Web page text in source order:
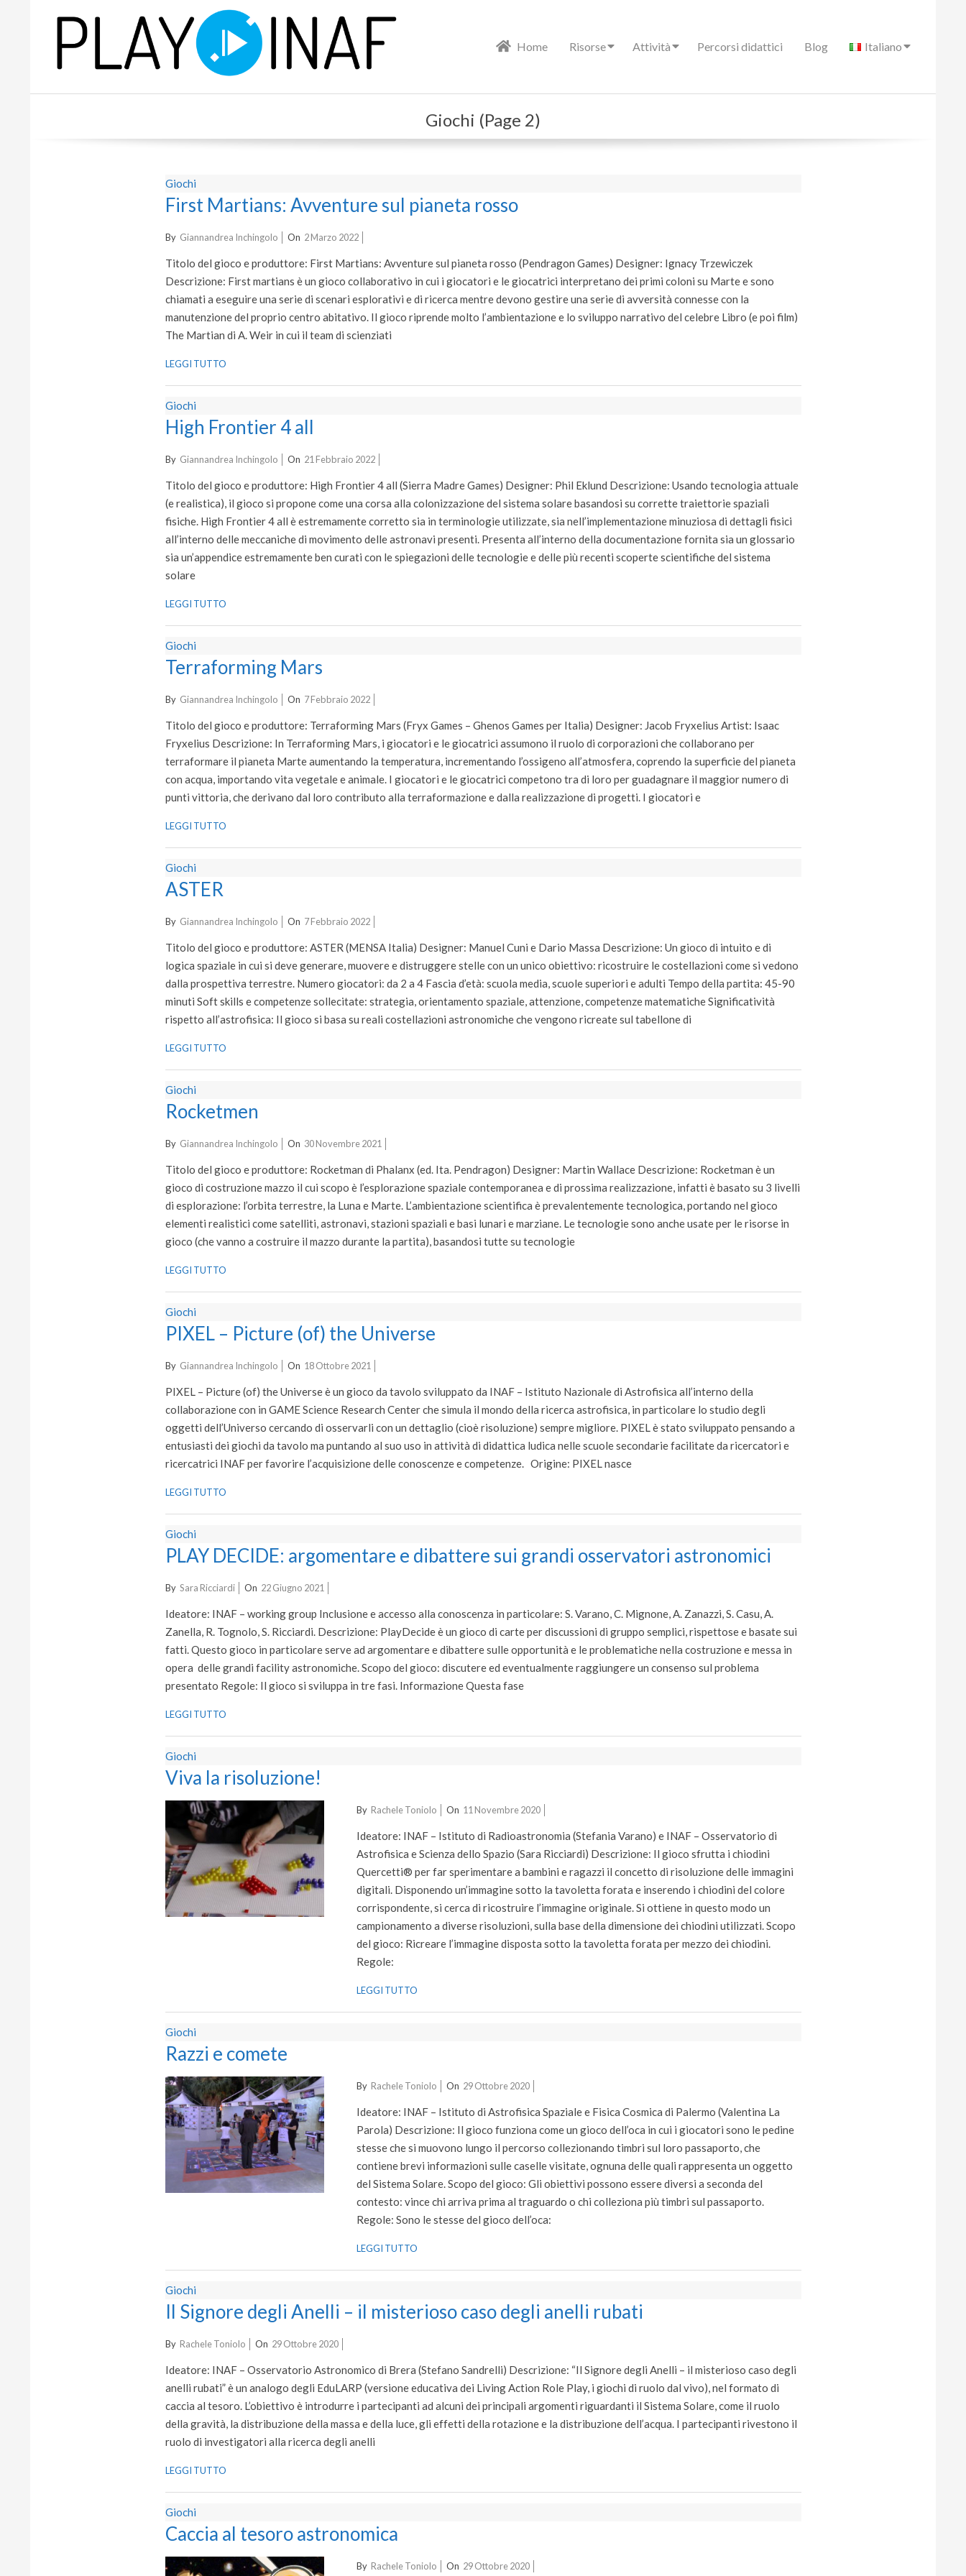
P
Home Risorse Attività Percorsi didattici Blog Italiano
Giochi (Page 2)
Giochi
First Martians: Avventure sul pianeta rosso
2022-
02
By Giannandrea Inchingolo On 2 Marzo 2022
Titolo del gioco e produttore: First Martians: Avventure sul pianeta rosso (Pendragon Games) Designer: Ignacy Trzewiczek
Descrizione: First martians è un gioco collaborativo in cui i giocatori e le giocatrici interpretano dei primi coloni su Marte e sono
chiamati a eseguire una serie di scenari esplorativi e di ricerca mentre devono gestire una serie di avversità connesse con la
manutenzione del proprio centro abitativo. Il gioco riprende molto l’ambientazione e lo sviluppo narrativo del celebre Libro (e poi film)
The Martian di A. Weir in cui il team di scienziati
LEGGI TUTTO
Giochi
High Frontier 4 all
2022-
21
By Giannandrea Inchingolo On 21 Febbraio 2022
Titolo del gioco e produttore: High Frontier 4 all (Sierra Madre Games) Designer: Phil Eklund Descrizione: Usando tecnologia attuale
(e realistica), il gioco si propone come una corsa alla colonizzazione del sistema solare basandosi su corrette traiettorie spaziali
fisiche. High Frontier 4 all è estremamente corretto sia in terminologie utilizzate, sia nell’implementazione minuziosa di dettagli fisici
all’interno delle meccaniche di movimento delle astronavi presenti. Presenta all’interno della documentazione fornita sia un glossario
sia un’appendice estremamente ben curati con le spiegazioni delle tecnologie e delle più recenti scoperte scientifiche del sistema
solare
LEGGI TUTTO
Giochi
Terraforming Mars
2022-
07
By Giannandrea Inchingolo On 7 Febbraio 2022
Titolo del gioco e produttore: Terraforming Mars (Fryx Games – Ghenos Games per Italia) Designer: Jacob Fryxelius Artist: Isaac
Fryxelius Descrizione: In Terraforming Mars, i giocatori e le giocatrici assumono il ruolo di corporazioni che collaborano per
terraformare il pianeta Marte aumentando la temperatura, incrementando l’ossigeno all’atmosfera, coprendo la superficie del pianeta
con acqua, importando vita vegetale e animale. I giocatori e le giocatrici competono tra di loro per guadagnare il maggior numero di
punti vittoria, che derivano dal loro contributo alla terraformazione e dalla realizzazione di progetti. I giocatori e
LEGGI TUTTO
Giochi
ASTER
2022-
07
By Giannandrea Inchingolo On 7 Febbraio 2022
Titolo del gioco e produttore: ASTER (MENSA Italia) Designer: Manuel Cuni e Dario Massa Descrizione: Un gioco di intuito e di
logica spaziale in cui si deve generare, muovere e distruggere stelle con un unico obiettivo: ricostruire le costellazioni come si vedono
dalla prospettiva terrestre. Numero giocatori: da 2 a 4 Fascia d’età: scuola media, scuole superiori e adulti Tempo della partita: 45-90
minuti Soft skills e competenze sollecitate: strategia, orientamento spaziale, attenzione, competenze matematiche Significatività
rispetto all’astrofisica: Il gioco si basa su reali costellazioni astronomiche che vengono ricreate sul tabellone di
LEGGI TUTTO
Giochi
Rocketmen
2021-
30
By Giannandrea Inchingolo On 30 Novembre 2021
Titolo del gioco e produttore: Rocketman di Phalanx (ed. Ita. Pendragon) Designer: Martin Wallace Descrizione: Rocketman è un
gioco di costruzione mazzo il cui scopo è l’esplorazione spaziale contemporanea e di prossima realizzazione, infatti è basato su 3 livelli
di esplorazione: l’orbita terrestre, la Luna e Marte. L’ambientazione scientifica è prevalentemente tecnologica, portando nel gioco
elementi realistici come satelliti, astronavi, stazioni spaziali e basi lunari e marziane. Le tecnologie sono anche usate per le risorse in
gioco (che vanno a costruire il mazzo durante la partita), basandosi tutte su tecnologie
LEGGI TUTTO
Giochi
PIXEL – Picture (of) the Universe
2021-
18
By Giannandrea Inchingolo On 18 Ottobre 2021
PIXEL – Picture (of) the Universe è un gioco da tavolo sviluppato da INAF – Istituto Nazionale di Astrofisica all’interno della
collaborazione con in GAME Science Research Center che simula il mondo della ricerca astrofisica, in particolare lo studio degli
oggetti dell’Universo cercando di osservarli con un dettaglio (cioè risoluzione) sempre migliore. PIXEL è stato sviluppato pensando a
entusiasti dei giochi da tavolo ma puntando al suo uso in attività di didattica ludica nelle scuole secondarie facilitate da ricercatori e
ricercatrici INAF per favorire l’acquisizione delle conoscenze e competenze. Origine: PIXEL nasce
LEGGI TUTTO
Giochi
PLAY DECIDE: argomentare e dibattere sui grandi osservatori astronomici
2021-
22
By Sara Ricciardi On 22 Giugno 2021
Ideatore: INAF – working group Inclusione e accesso alla conoscenza in particolare: S. Varano, C. Mignone, A. Zanazzi, S. Casu, A.
Zanella, R. Tognolo, S. Ricciardi. Descrizione: PlayDecide è un gioco di carte per discussioni di gruppo semplici, rispettose e basate sui
fatti. Questo gioco in particolare serve ad argomentare e dibattere sulle opportunità e le problematiche nella costruzione e messa in
opera delle grandi facility astronomiche. Scopo del gioco: discutere ed eventualmente raggiungere un consenso sul problema
presentato Regole: Il gioco si sviluppa in tre fasi. Informazione Questa fase
LEGGI TUTTO
Giochi
Viva la risoluzione!
2020-
11
By Rachele Toniolo On 11 Novembre 2020
Ideatore: INAF – Istituto di Radioastronomia (Stefania Varano) e INAF – Osservatorio di
Astrofisica e Scienza dello Spazio (Sara Ricciardi) Descrizione: Il gioco sfrutta i chiodini
Quercetti® per far sperimentare a bambini e ragazzi il concetto di risoluzione delle immagini
digitali. Disponendo un’immagine sotto la tavoletta forata e inserendo i chiodini del colore
corrispondente, si cerca di ricostruire l’immagine originale. Si ottiene in questo modo un
campionamento a diverse risoluzioni, sulla base della dimensione dei chiodini utilizzati. Scopo
del gioco: Ricreare l’immagine disposta sotto la tavoletta forata per mezzo dei chiodini.
Regole:
LEGGI TUTTO
Giochi
Razzi e comete
2020-
29
By Rachele Toniolo On 29 Ottobre 2020
Ideatore: INAF – Istituto di Astrofisica Spaziale e Fisica Cosmica di Palermo (Valentina La
Parola) Descrizione: Il gioco funziona come un gioco dell’oca in cui i giocatori sono le pedine
stesse che si muovono lungo il percorso collezionando timbri sul loro passaporto, che
contiene brevi informazioni sulle caselle visitate, ognuna delle quali rappresenta un oggetto
del Sistema Solare. Scopo del gioco: Gli obiettivi possono essere diversi a seconda del
contesto: vince chi arriva prima al traguardo o chi colleziona più timbri sul passaporto.
Regole: Sono le stesse del gioco dell’oca:
LEGGI TUTTO
Giochi
Il Signore degli Anelli – il misterioso caso degli anelli rubati
2020-
29
By Rachele Toniolo On 29 Ottobre 2020
Ideatore: INAF – Osservatorio Astronomico di Brera (Stefano Sandrelli) Descrizione: “Il Signore degli Anelli – il misterioso caso degli
anelli rubati” è un analogo degli EduLARP (versione educativa dei Living Action Role Play, i giochi di ruolo dal vivo), nel formato di
caccia al tesoro. L’obiettivo è introdurre i partecipanti ad alcuni dei principali argomenti riguardanti il Sistema Solare, come il ruolo
della gravità, la distribuzione della massa e della luce, gli effetti della rotazione e la distribuzione dell’acqua. I partecipanti rivestono il
ruolo di investigatori alla ricerca degli anelli
LEGGI TUTTO
Giochi
Caccia al tesoro astronomica
2020-
By Rachele Toniolo On 29 Ottobre 2020